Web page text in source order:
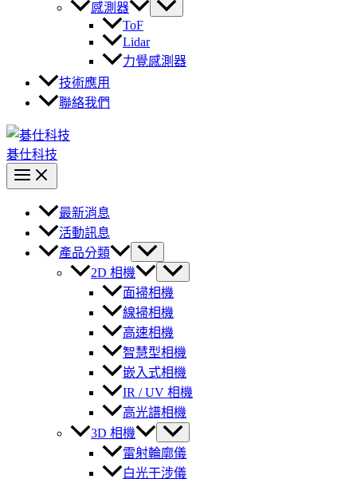
感測器
ToF
Lidar
力覺感測器
技術應用
聯絡我們
碁仕科技
最新消息
活動訊息
產品分類
2D 相機
面掃相機
線掃相機
高速相機
智慧型相機
嵌入式相機
IR / UV 相機
高光譜相機
3D 相機
雷射輪廓儀
白光干涉儀